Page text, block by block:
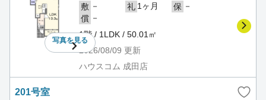
写真を見る
敷 － 礼 1ヶ月 保 －
償 －
1階 / 1LDK / 50.01㎡
2026/08/09 更新
ハウスコム 成田店
201号室